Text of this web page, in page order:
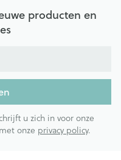
producten en
u zich in voor onze
onze privacy policy.